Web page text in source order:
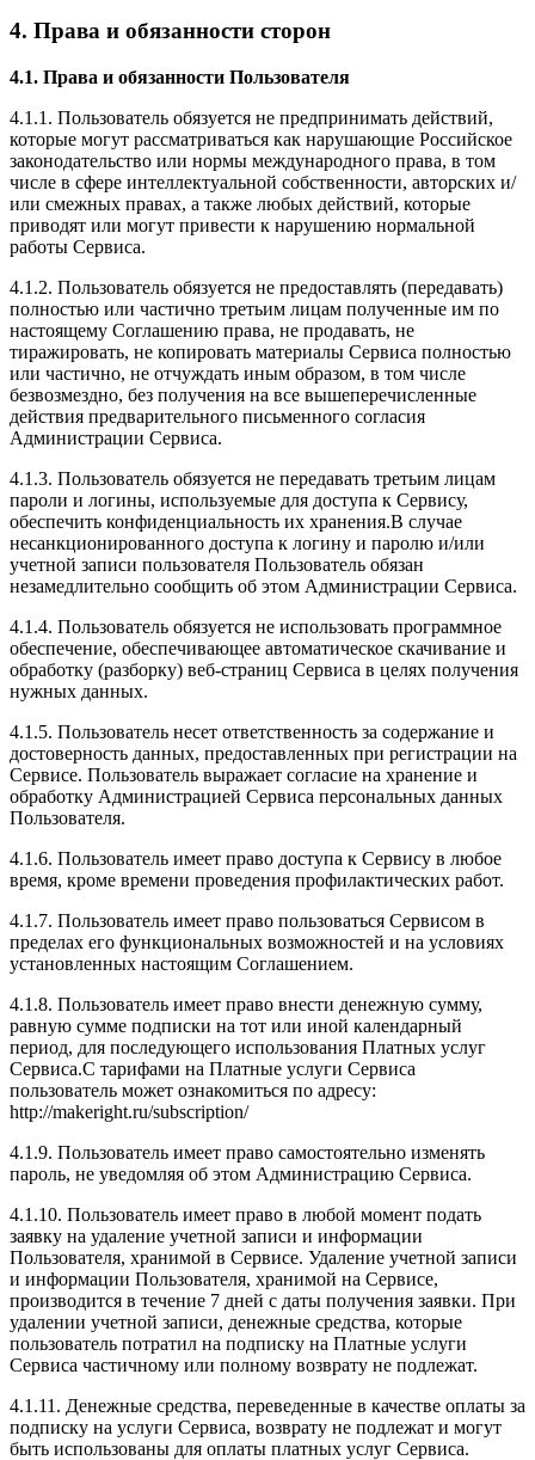
4. Права и обязанности сторон
4.1. Права и обязанности Пользователя
4.1.1. Пользователь обязуется не предпринимать действий,
которые могут рассматриваться как нарушающие Российское
законодательство или нормы международного права, в том
числе в сфере интеллектуальной собственности, авторских и/
или смежных правах, а также любых действий, которые
приводят или могут привести к нарушению нормальной
работы Сервиса.
4.1.2. Пользователь обязуется не предоставлять (передавать)
полностью или частично третьим лицам полученные им по
настоящему Соглашению права, не продавать, не
тиражировать, не копировать материалы Сервиса полностью
или частично, не отчуждать иным образом, в том числе
безвозмездно, без получения на все вышеперечисленные
действия предварительного письменного согласия
Администрации Сервиса.
4.1.3. Пользователь обязуется не передавать третьим лицам
пароли и логины, используемые для доступа к Сервису,
обеспечить конфиденциальность их хранения.В случае
несанкционированного доступа к логину и паролю и/или
учетной записи пользователя Пользователь обязан
незамедлительно сообщить об этом Администрации Сервиса.
4.1.4. Пользователь обязуется не использовать программное
обеспечение, обеспечивающее автоматическое скачивание и
обработку (разборку) веб-страниц Сервиса в целях получения
нужных данных.
4.1.5. Пользователь несет ответственность за содержание и
достоверность данных, предоставленных при регистрации на
Сервисе. Пользователь выражает согласие на хранение и
обработку Администрацией Сервиса персональных данных
Пользователя.
4.1.6. Пользователь имеет право доступа к Сервису в любое
время, кроме времени проведения профилактических работ.
4.1.7. Пользователь имеет право пользоваться Сервисом в
пределах его функциональных возможностей и на условиях
установленных настоящим Соглашением.
4.1.8. Пользователь имеет право внести денежную сумму,
равную сумме подписки на тот или иной календарный
период, для последующего использования Платных услуг
Сервиса.С тарифами на Платные услуги Сервиса
пользователь может ознакомиться по адресу:
http://makeright.ru/subscription/
4.1.9. Пользователь имеет право самостоятельно изменять
пароль, не уведомляя об этом Администрацию Сервиса.
4.1.10. Пользователь имеет право в любой момент подать
заявку на удаление учетной записи и информации
Пользователя, хранимой в Сервисе. Удаление учетной записи
и информации Пользователя, хранимой на Сервисе,
производится в течение 7 дней с даты получения заявки. При
удалении учетной записи, денежные средства, которые
пользователь потратил на подписку на Платные услуги
Сервиса частичному или полному возврату не подлежат.
4.1.11. Денежные средства, переведенные в качестве оплаты за
подписку на услуги Сервиса, возврату не подлежат и могут
быть использованы для оплаты платных услуг Сервиса.